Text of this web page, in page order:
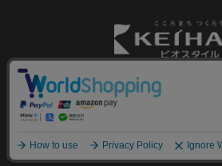
© BIOSTYLE Co.,Ltd. All rights